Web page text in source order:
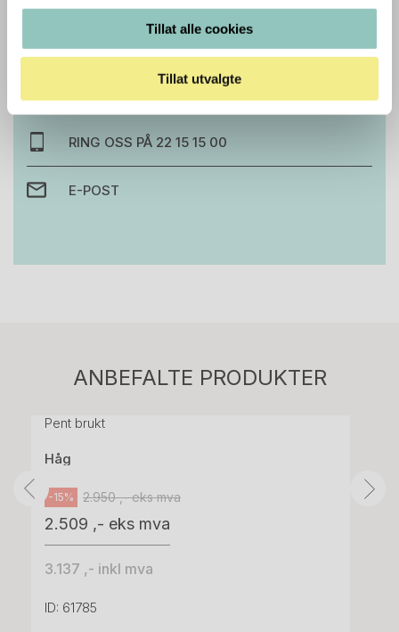
Tillat alle cookies
Tillat utvalgte
Ta kontakt med oss så hjelper vi deg!
RING OSS PÅ 22 15 15 00
E-POST
ANBEFALTE PRODUKTER
H05 5600 Swingback-armlene Mørk
Pent brukt
Håg
-15% 2.950 ,- eks mva
2.509 ,- eks mva
3.137 ,- inkl mva
ID: 61785